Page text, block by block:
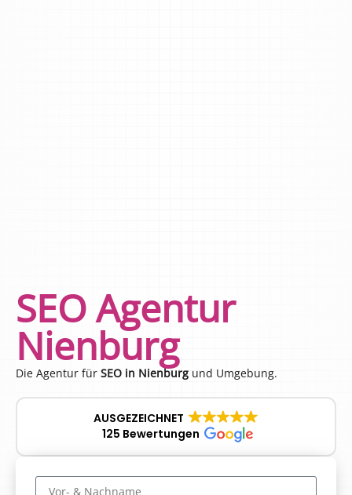
SEO Agentur
Nienburg
Die Agentur für SEO in Nienburg und Umgebung.
AUSGEZEICHNET
125 Bewertungen